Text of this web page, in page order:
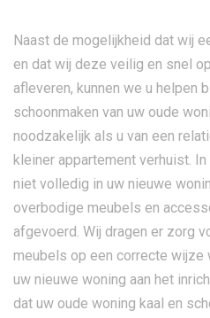
Naast de mogelijkheid dat wij
en dat wij deze veilig en snel
afleveren, kunnen we u helpen
schoonmaken van uw oude
noodzakelijk als u van een
kleiner appartement verhuist.
niet volledig in uw nieuwe
overbodige meubels en
afgevoerd. Wij dragen er zorg
meubels op een correcte wijze
uw nieuwe woning aan het
dat uw oude woning kaal en